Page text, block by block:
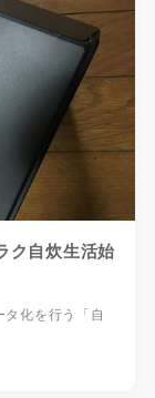
ク自炊生活始
化を行う「自